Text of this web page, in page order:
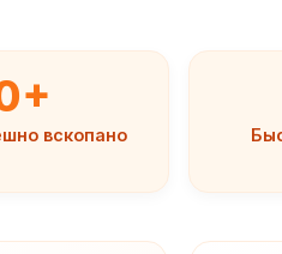
вскопано